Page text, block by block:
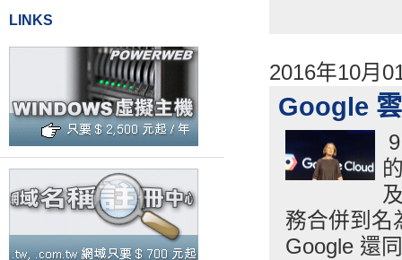
LINKS
2016年10月
Google
務合併到名
Google 還